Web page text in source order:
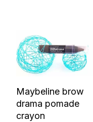
Maybeline brow
drama pomade
crayon